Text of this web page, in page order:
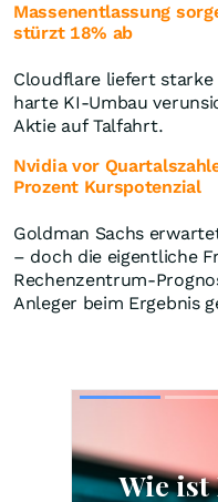
Massenentlassung
stürzt 18% ab
Cloudflare liefert
harte KI-Umbau
Aktie auf Talfahrt.
Nvidia vor
Prozent Kurspotenzial
Goldman Sachs
– doch die eigentliche
Rechenzentrum-
Anleger beim Ergebnis